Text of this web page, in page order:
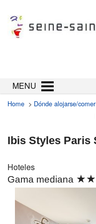
MENU
Home > Dónde alojarse/comer
Ibis Styles Paris
Hoteles
Gama mediana